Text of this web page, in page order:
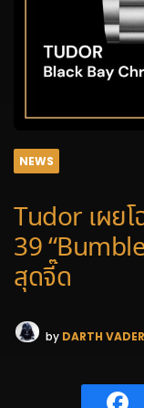
NEWS
Tudor เผย
39
สุดจี๊ด
by DARTH VADER